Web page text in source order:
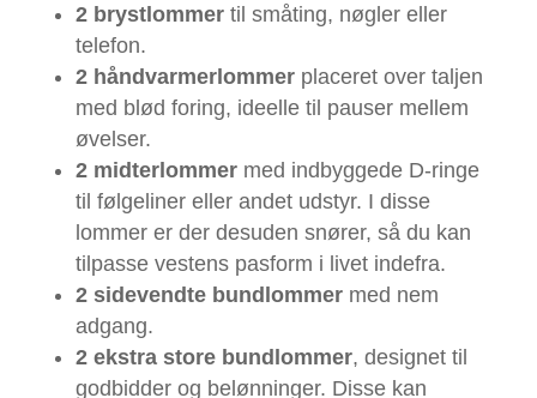
2 brystlommertil småting, nøgler eller
telefon.
2 håndvarmerlommerplaceret over taljen
med blød foring, ideelle til pauser mellem
øvelser.
2 midterlommermed indbyggede D-ringe
til følgeliner eller andet udstyr. I disse
lommer er der desuden snører, så du kan
tilpasse vestens pasform i livet indefra.
2 sidevendte bundlommermed nem
adgang.
2 ekstra store bundlommer, designet til
godbidder og belønninger. Disse kan